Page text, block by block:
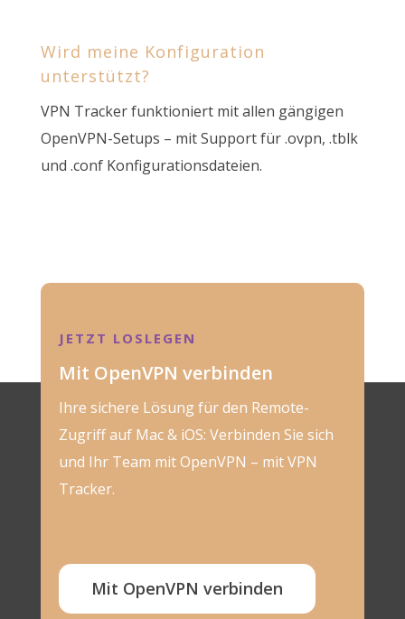
Wird meine Konfiguration
unterstützt?
VPN Tracker funktioniert mit allen gängigen
OpenVPN-Setups – mit Support für .ovpn, .tblk
und .conf Konfigurationsdateien.
JETZT LOSLEGEN
Mit OpenVPN verbinden
Ihre sichere Lösung für den Remote-
Zugriff auf Mac & iOS: Verbinden Sie sich
und Ihr Team mit OpenVPN – mit VPN
Tracker.
Mit OpenVPN verbinden